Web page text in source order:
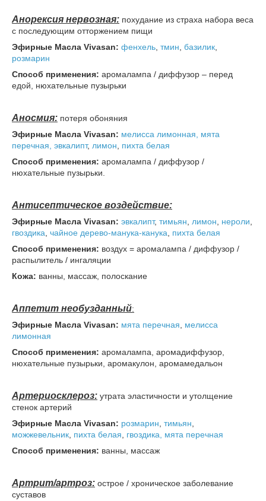
Анорексия нервозная: похудание из страха набора веса
с последующим отторжением пищи
Эфирные Масла Vivasan: фенхель, тмин, базилик,
розмарин
Способ применения: аромалампа / диффузор – перед
едой, нюхательные пузырьки
Аносмия: потеря обоняния
Эфирные Масла Vivasan: мелисса лимонная, мята
перечная, эвкалипт, лимон, пихта белая
Способ применения: аромалампа / диффузор /
нюхательные пузырьки.
Антисептическое воздействие:
Эфирные Масла Vivasan: эвкалипт, тимьян, лимон, нероли,
гвоздика, чайное дерево-манука-канука, пихта белая
Способ применения: воздух = аромалампа / диффузор /
распылитель / ингаляции
Кожа: ванны, массаж, полоскание
Аппетит необузданный:
Эфирные Масла Vivasan: мята перечная, мелисса
лимонная
Способ применения: аромалампа, аромадиффузор,
нюхательные пузырьки, аромакулон, аромамедальон
Артериосклероз: утрата эластичности и утолщение
стенок артерий
Эфирные Масла Vivasan: розмарин, тимьян,
можжевельник, пихта белая, гвоздика, мята перечная
Способ применения: ванны, массаж
Артрит/артроз: острое / хроническое заболевание
суставов